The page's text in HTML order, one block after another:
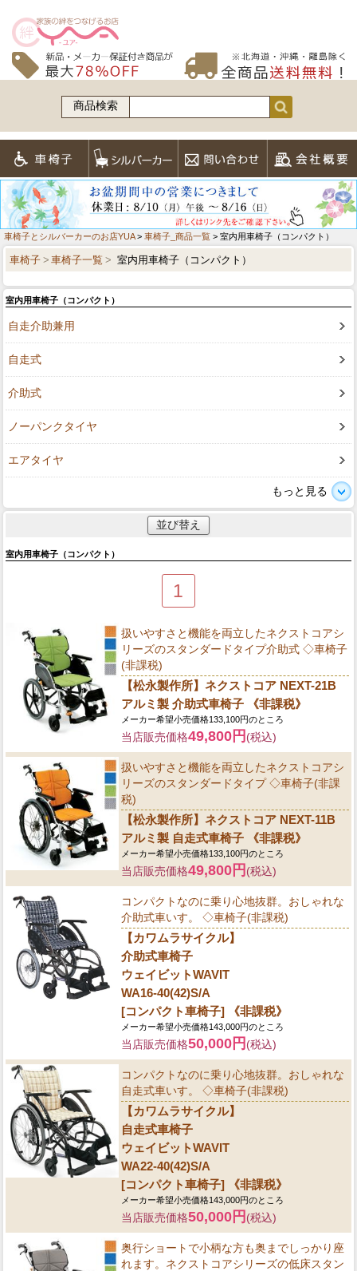
商品検索
車椅子とシルバーカーのお店YUA> 車椅子_商品一覧 > 室内用車椅子（コンパクト）
車椅子 車椅子一覧 室内用車椅子（コンパクト）
室内用車椅子（コンパクト）
自走介助兼用
自走式
介助式
ノーパンクタイヤ
エアタイヤ
もっと見る
並び替え
室内用車椅子（コンパクト）
1
扱いやすさと機能を両立したネクストコアシ
リーズのスタンダードタイプ介助式 ◇車椅子
(非課税)
【松永製作所】ネクストコア NEXT-21B
アルミ製 介助式車椅子 《非課税》
メーカー希望小売価格133,100円のところ
当店販売価格49,800円 (税込)
扱いやすさと機能を両立したネクストコアシ
リーズのスタンダードタイプ ◇車椅子(非課
税)
【松永製作所】ネクストコア NEXT-11B
アルミ製 自走式車椅子 《非課税》
メーカー希望小売価格133,100円のところ
当店販売価格49,800円 (税込)
コンパクトなのに乗り心地抜群。おしゃれな
介助式車いす。 ◇車椅子(非課税)
【カワムラサイクル】
介助式車椅子
ウェイビットWAVIT
WA16-40(42)S/A
[コンパクト車椅子] 《非課税》
メーカー希望小売価格143,000円のところ
当店販売価格50,000円 (税込)
コンパクトなのに乗り心地抜群。おしゃれな
自走式車いす。 ◇車椅子(非課税)
【カワムラサイクル】
自走式車椅子
ウェイビットWAVIT
WA22-40(42)S/A
[コンパクト車椅子] 《非課税》
メーカー希望小売価格143,000円のところ
当店販売価格50,000円 (税込)
奥行ショートで小柄な方も奥までしっかり座
れます。ネクストコアシリーズの低床スタン